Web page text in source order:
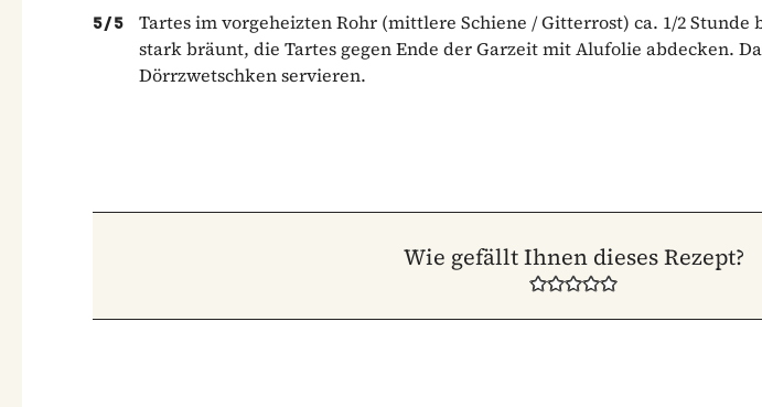
5/5
Tartes im vorgeheizten Rohr (mittlere Schiene / Gitterrost) ca. 1/2 Stunde
stark bräunt, die Tartes gegen Ende der Garzeit mit Alufolie abdecken.
Dörrzwetschken servieren.
Wie gefällt Ihnen dieses Rezept?